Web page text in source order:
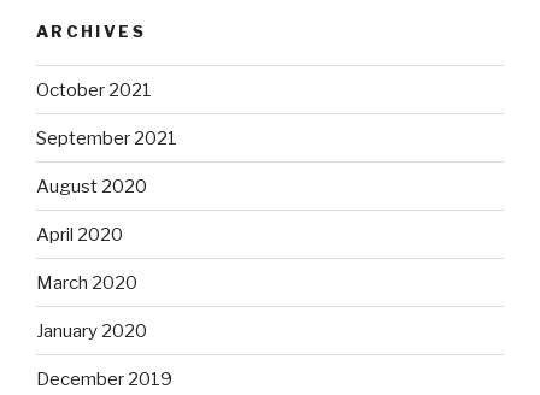
ARCHIVES
October 2021
September 2021
August 2020
April 2020
March 2020
January 2020
December 2019